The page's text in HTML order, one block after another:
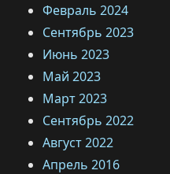
Февраль 2024
Сентябрь 2023
Июнь 2023
Май 2023
Март 2023
Сентябрь 2022
Август 2022
Апрель 2016